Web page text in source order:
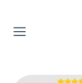
Valerie's